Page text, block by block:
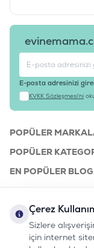
E-posta adresinizi
KVKK Sözleşmesi'ni
POPÜLER
POPÜLER
EN POPÜLER
KURUMSAL
Çerez
Sizlere
için internet